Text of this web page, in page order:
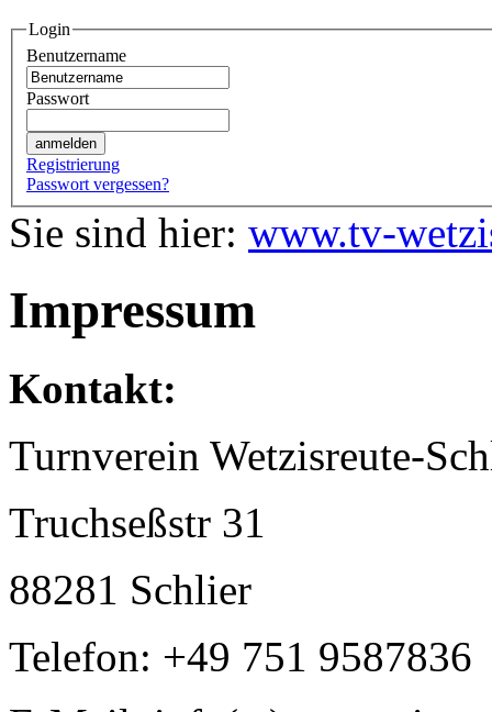
Login
Benutzername
Passwort
Registrierung
Passwort vergessen?
Sie sind hier: www.tv-
Impressum
Kontakt:
Turnverein Wetzisreute-
Truchseßstr 31
88281 Schlier
Telefon: +49 751 9587836